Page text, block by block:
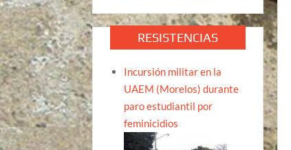
RESISTENCIAS
Incursión militar en la
UAEM (Morelos) durante
paro estudiantil por
feminicidios